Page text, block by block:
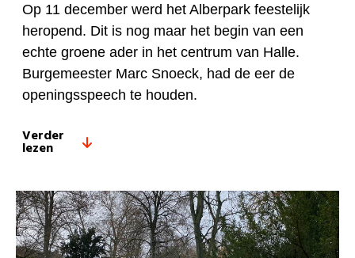
Op 11 december werd het Alberpark feestelijk
heropend. Dit is nog maar het begin van een
echte groene ader in het centrum van Halle.
Burgemeester Marc Snoeck, had de eer de
openingsspeech te houden.
Verder
lezen